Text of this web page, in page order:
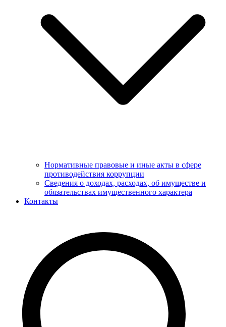
Нормативные правовые и иные акты в сфере
противодействия коррупции
Сведения о доходах, расходах, об имуществе и
обязательствах имущественного характера
Контакты